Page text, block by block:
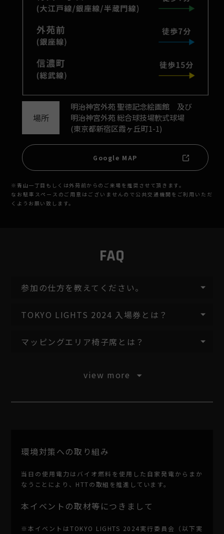
場所
明治神宮外苑 聖徳記念絵画館 及び
明治神宮外苑 総合球技場軟式球場
(東京都新宿区霞ヶ丘町1-1)
Google MAP
※青山一丁目もしくは外苑前からのご来場を推奨させて頂きます。
なお駐車スペースのご用意はございませんので公共交通機関をご利用いただ
くようお願い致します。
FAQ
参加の仕方を教えてください。
TOKYO LIGHTS 2024 入場券とは？
マッピングエリア椅子席とは？
view more
環境対策への取り組み
当日の使用電力はバイオ燃料を使用した自家発電からまか
なうことにより、HTTの取組を推進しています。
本イベントの取材等につきまして
※本イベントはTOKYO LIGHTS 2024実行委員会（以下実